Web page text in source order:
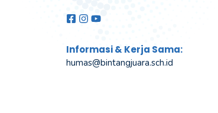
Informasi & Kerja Sama:
humas@bintangjuara.sch.id